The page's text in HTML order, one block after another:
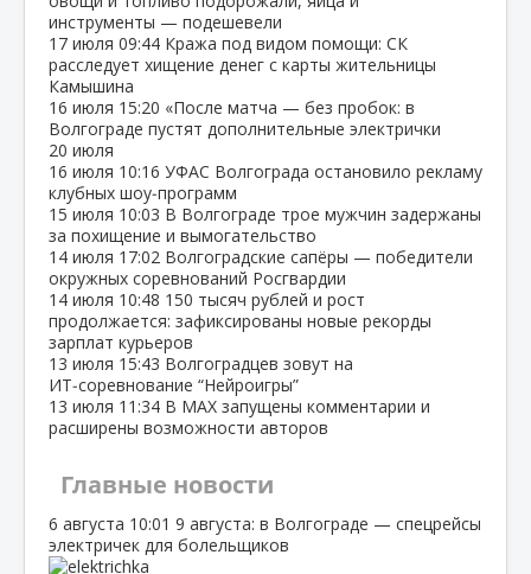
инструменты — подешевели
17 июля 09:44 Кража под видом помощи: СК
расследует хищение денег с карты жительницы
Камышина
16 июля 15:20 «После матча — без пробок: в
Волгограде пустят дополнительные электрички
20 июля
16 июля 10:16 УФАС Волгограда остановило рекламу
клубных шоу‑программ
15 июля 10:03 В Волгограде трое мужчин задержаны
за похищение и вымогательство
14 июля 17:02 Волгоградские сапёры — победители
окружных соревнований Росгвардии
14 июля 10:48 150 тысяч рублей и рост
продолжается: зафиксированы новые рекорды
зарплат курьеров
13 июля 15:43 Волгоградцев зовут на
ИТ‑соревнование “Нейроигры”
13 июля 11:34 В МАХ запущены комментарии и
расширены возможности авторов
Главные новости
6 августа 10:01 9 августа: в Волгограде — спецрейсы
электричек для болельщиков